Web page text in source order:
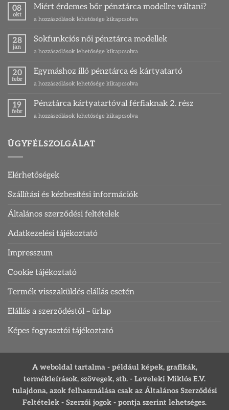
Magyarország
zsákmányhala
egy
különleges
bejegyzéshez
08
okt
Miért érdemes bőr pénztárca modellre váltani?
Miért
bőr
modellre
bejegyzéshez
a hozzászólások lehetősége kikapcsolva
28
jan
Sokfunkciós női pénztárca modellek
Sokfunkciós
pénztárca
modellek
bejegyzéshez
a hozzászólások lehetősége kikapcsolva
20
febr
Egymáshoz illő pénztárca és kártyatartó
Egymáshoz
pénztárca
kártyatartó
a hozzászólások lehetősége kikapcsolva
19
febr
Pénztárca kártyatartóval férfiaknak 2. rész
Pénztárca
2.
a hozzászólások lehetősége kikapcsolva
ÜGYFÉLSZOLGÁLAT
Elérhetőségek
Szállítási és kézbesítési információk
Általános szerződési feltételek
Adatkezelési tájékoztató
Impresszum
Cookie tájékoztató
Termék visszaküldés elállás esetén
Elállás a szerződéstől – ürlap
Képes fogyasztói tájékoztató
A weboldal tartalma - például képek, grafikák,
termékleírások, szövegek, stb. - Leveleki Miklós E.V.
tulajdona, azok felhasználása csak az Általános Szerződési
Feltételek - Szerzői jogok - pontja szerint lehetséges.